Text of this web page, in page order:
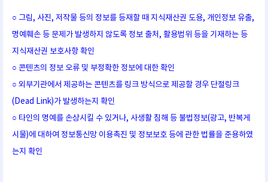
○ 그림, 사진, 저작물 등의 정보를 등재할 때 지식재산권 도용, 개인정보 유출,
명예훼손 등 문제가 발생하지 않도록 정보 출처, 활용범위 등을 기재하는 등
지식재산권 보호사항 확인
○ 콘텐츠의 정보 오류 및 부정확한 정보에 대한 확인
○ 외부기관에서 제공하는 콘텐츠를 링크 방식으로 제공할 경우 단절링크
(Dead Link)가 발생하는지 확인
○ 타인의 명예를 손상시킬 수 있거나, 사생활 침해 등 불법정보(광고, 반복게
시물)에 대하여 정보통신망 이용촉진 및 정보보호 등에 관한 법률을 준용하였
는지 확인